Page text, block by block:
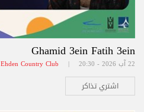
Ghamid 3ein Fatih 3ein
22 آب 2026 - 20:30 | Ehden Country Club
اشتري تذاكر